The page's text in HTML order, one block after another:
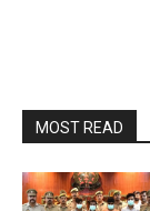
MOST READ